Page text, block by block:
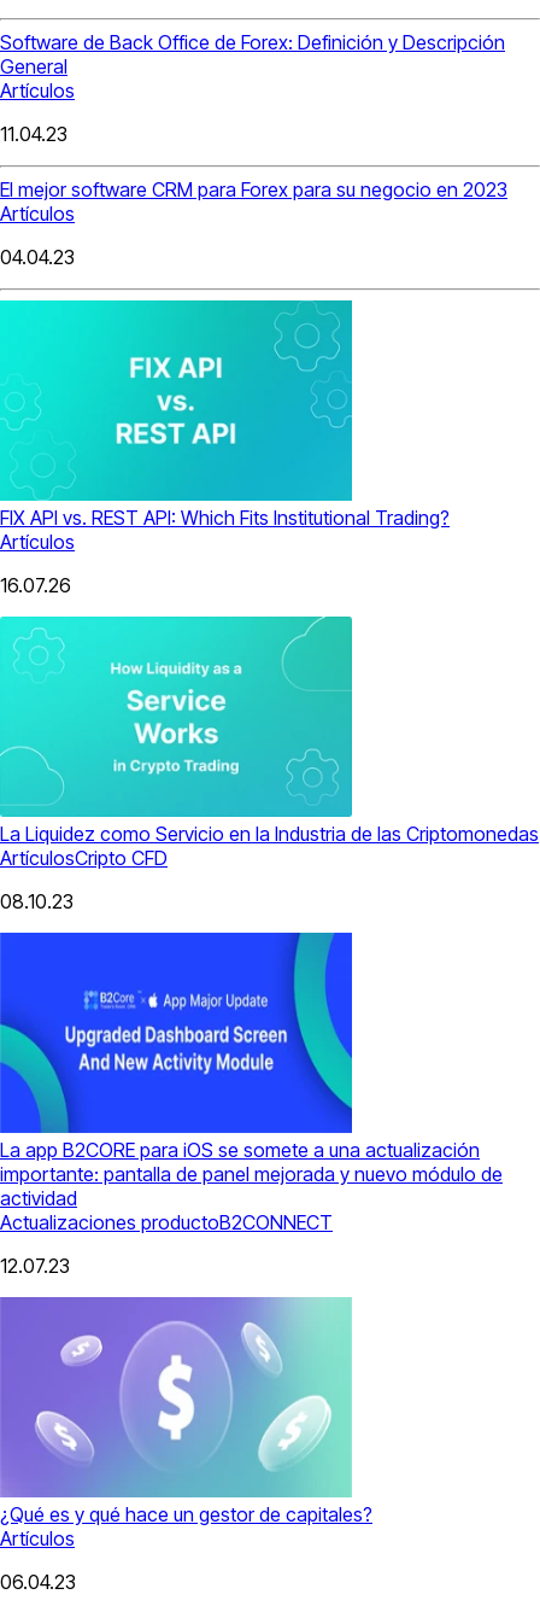
Software de Back Office de Forex: Definición y Descripción
General
Artículos
11.04.23
El mejor software CRM para Forex para su negocio en 2023
Artículos
04.04.23
FIX API vs. REST API: Which Fits Institutional Trading?
Artículos
16.07.26
La Liquidez como Servicio en la Industria de las Criptomonedas
ArtículosCripto CFD
08.10.23
La app B2CORE para iOS se somete a una actualización
importante: pantalla de panel mejorada y nuevo módulo de
actividad
Actualizaciones productoB2CONNECT
12.07.23
¿Qué es y qué hace un gestor de capitales?
Artículos
06.04.23